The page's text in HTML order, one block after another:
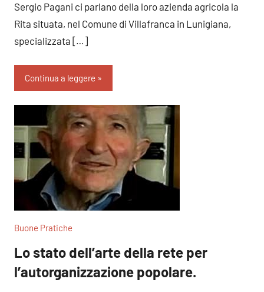
Sergio Pagani ci parlano della loro azienda agricola la
Rita situata, nel Comune di Villafranca in Lunigiana,
specializzata […]
Continua a leggere
Buone Pratiche
Lo stato dell’arte della rete per
l’autorganizzazione popolare.